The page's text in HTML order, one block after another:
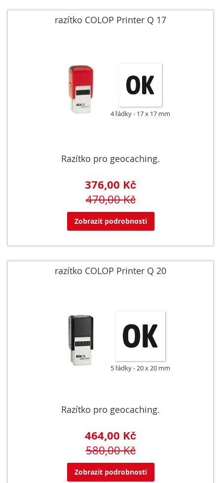
razítko COLOP Printer Q 17
4 řádky 17 x 17 mm
Razítko pro geocaching.
376,00 Kč
470,00 Kč
Zobrazit podrobnosti
razítko COLOP Printer Q 20
5 řádky 20 x 20 mm
Razítko pro geocaching.
464,00 Kč
580,00 Kč
Zobrazit podrobnosti